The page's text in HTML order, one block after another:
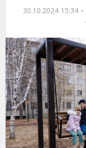
30.10.2024 15:34